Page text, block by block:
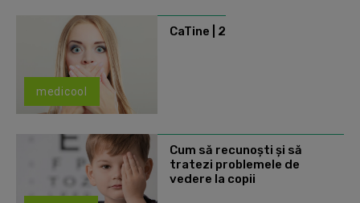
medicool
CaTine | 2
Cum să recunoști și să
tratezi problemele de
vedere la copii